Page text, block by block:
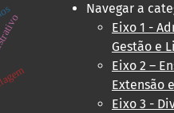
Navegar a
Eixo 1 -
Gestão e
Eixo 2 –
Extensão
Eixo 3 -